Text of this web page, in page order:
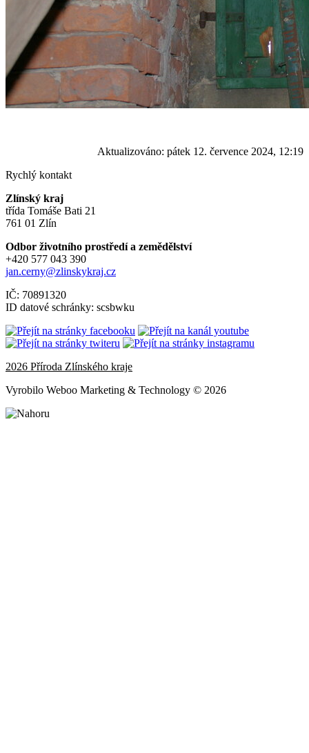
Aktualizováno: pátek 12. července 2024, 12:19
Rychlý kontakt
Zlínský kraj
třída Tomáše Bati 21
761 01 Zlín
Odbor životního prostředí a zemědělství
+420 577 043 390
jan.cerny@zlinskykraj.cz
IČ: 70891320
ID datové schránky: scsbwku
2026 Příroda Zlínského kraje
Vyrobilo Weboo Marketing & Technology © 2026